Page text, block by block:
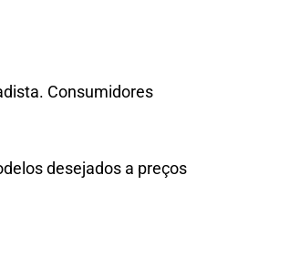
Consumidores
desejados a preços